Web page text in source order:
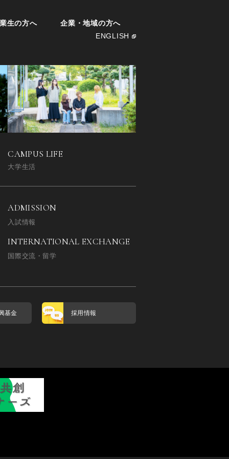
生の方へ
企業・地域の方へ
ENGLISH
CAMPUS LIFE
大学生活
ADMISSION
入試情報
INTERNATIONAL EXCHANGE
国際交流・留学
基金 採用情報